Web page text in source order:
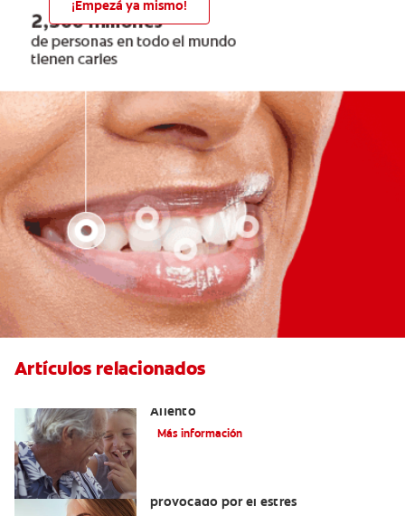
¡Empezá ya mismo!
Artículos relacionados
Aliento
Más información
provocado por el estrés